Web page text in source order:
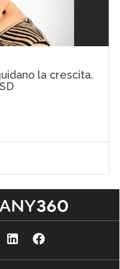
la crescita.